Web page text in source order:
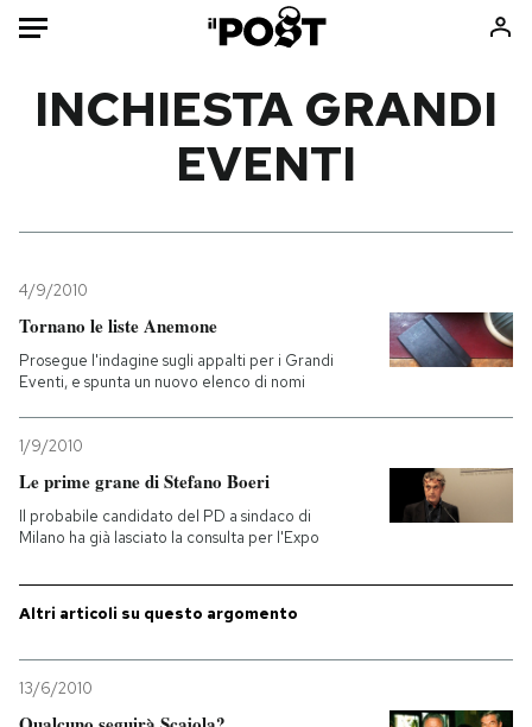
Mondo
Tecnologia
Internet
Scienza
Economia
Libri
Ok Boomer!
Media
Mondiali calcio 2026
PODCAST
NEWSLETTER
INCHIESTA GRANDI
EVENTI
4/9/2010
Tornano le liste Anemone
Prosegue l'indagine sugli appalti per i Grandi
Eventi, e spunta un nuovo elenco di nomi
1/9/2010
Le prime grane di Stefano Boeri
Il probabile candidato del PD a sindaco di
Milano ha già lasciato la consulta per l'Expo
Altri articoli su questo argomento
13/6/2010